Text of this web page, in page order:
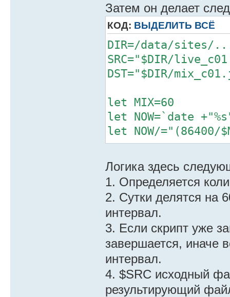
Затем он делает
КОД: ВЫДЕЛИТЬ ВСЁ
DIR=/data/sites/
SRC="$DIR/
DST="$DIR/
let MIX=60
let NOW=`date
let NOW/="(86400/
read PRV < /tmp/
if [ "$NOW" =
echo $NOW > /
let MW=`identify -
let MH=`identify -
let MS="($MW/
let
let
if [ $NOW -eq
composite
Логика здесь
1. Определяется
2. Сутки делятся на
интервал.
3. Если скрипт уже
завершается, иначе
интервал.
4. $SRC исходный
результирующий